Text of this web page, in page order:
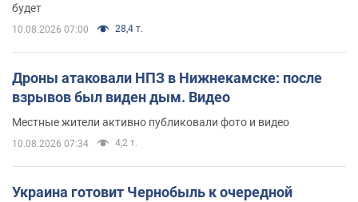
будет
10.08.2026 07:00 28,4 т.
Дроны атаковали НПЗ в Нижнекамске: после
взрывов был виден дым. Видео
Местные жители активно публиковали фото и видео
10.08.2026 07:34 4,2 т.
Украина готовит Чернобыль к очередной